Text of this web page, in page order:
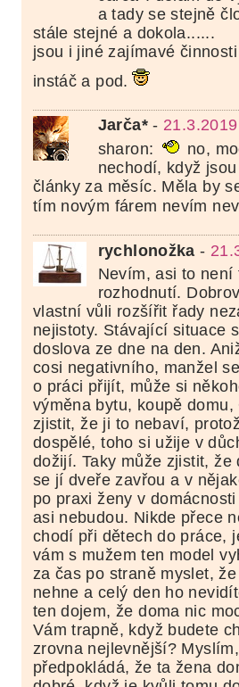
a tady se stejně
stále stejné a dokola......
jsou i jiné zajímavé
instáč a pod.
Jarča*-
sharon:
no,
nechodí, když
články za měsíc. Měla by
tím novým fárem nevím
rychlonožka -
Nevím, asi to není
rozhodnutí.
vlastní vůli rozšířit řady
nejistoty. Stávající situace
doslova ze dne na den.
cosi negativního, manžel
o práci přijít, může si
výměna bytu, koupě
zjistit, že ji to nebaví,
dospělé, toho si užije v
dožijí. Taky může zjistit, že
se jí dveře zavřou a v
po praxi ženy v
asi nebudou. Nikde přece
chodí při dětech do práce,
vám s mužem ten model
za čas po straně myslet,
nehne a celý den ho
ten dojem, že doma nic
Vám trapně, když budete
zrovna nejlevnější?
předpokládá, že ta žena